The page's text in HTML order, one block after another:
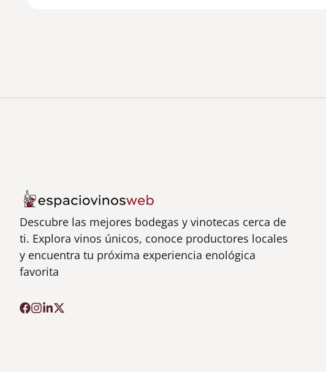
Descubre las mejores bodegas y vinotecas cerca de
ti. Explora vinos únicos, conoce productores locales
y encuentra tu próxima experiencia enológica
favorita